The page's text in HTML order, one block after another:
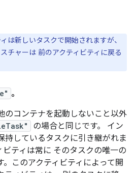
は新しいタスクで開始されますが、
チャーは 前のアクティビティに戻る
。
のコンテナを起動しないこと以外
の場合と同じです。 イン
持しているタスクに引き継がれま
ビティは常に そのタスクの唯一の
。このアクティビティによって開